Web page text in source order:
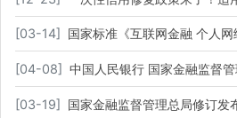
[03-14] 国家标准《互联网金融 个人
[04-08] 中国人民银行 国家金融监督
[03-19] 国家金融监督管理总局修订发